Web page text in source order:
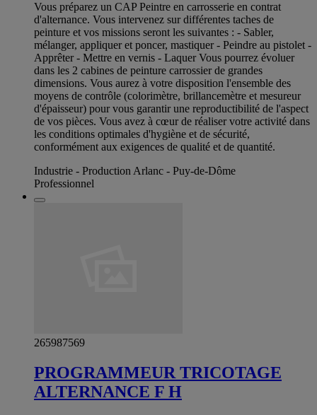
Vous préparez un CAP Peintre en carrosserie en contrat
d'alternance. Vous intervenez sur différentes taches de
peinture et vos missions seront les suivantes : - Sabler,
mélanger, appliquer et poncer, mastiquer - Peindre au pistolet -
Apprêter - Mettre en vernis - Laquer Vous pourrez évoluer
dans les 2 cabines de peinture carrossier de grandes
dimensions. Vous aurez à votre disposition l'ensemble des
moyens de contrôle (colorimètre, brillancemètre et mesureur
d'épaisseur) pour vous garantir une reproductibilité de l'aspect
de vos pièces. Vous avez à cœur de réaliser votre activité dans
les conditions optimales d'hygiène et de sécurité,
conformément aux exigences de qualité et de quantité.
Industrie - Production Arlanc - Puy-de-Dôme
Professionnel
265987569
PROGRAMMEUR TRICOTAGE
ALTERNANCE F H